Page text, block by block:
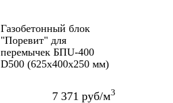
Газобетонный блок
"Поревит" для
перемычек БПU-400
D500 (625х400х250 мм)
7 371 руб/м3